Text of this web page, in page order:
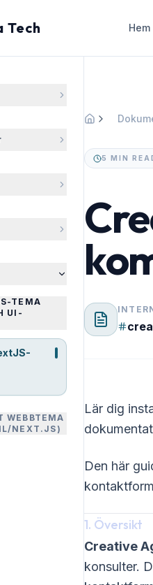
Tech Hem
TEMA
UI-
WEBBTEMA
NEXT.JS)
5 MIN
Lär dig
Den här
1. Översikt
Creative
konsulter.